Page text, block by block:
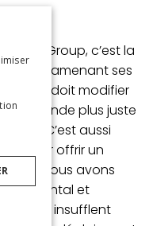
Group, c’est la
en amenant ses
qui doit modifier
un monde plus juste
C’est aussi
et leur offrir un
Nous avons
et
insufflent